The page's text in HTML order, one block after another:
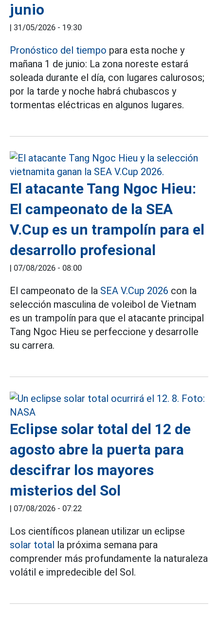
junio
| 31/05/2026 - 19:30
Pronóstico del tiempo para esta noche y
mañana 1 de junio: La zona noreste estará
soleada durante el día, con lugares calurosos;
por la tarde y noche habrá chubascos y
tormentas eléctricas en algunos lugares.
El atacante Tang Ngoc Hieu:
El campeonato de la SEA
V.Cup es un trampolín para el
desarrollo profesional
| 07/08/2026 - 08:00
El campeonato de la SEA V.Cup 2026 con la
selección masculina de voleibol de Vietnam
es un trampolín para que el atacante principal
Tang Ngoc Hieu se perfeccione y desarrolle
su carrera.
Eclipse solar total del 12 de
agosto abre la puerta para
descifrar los mayores
misterios del Sol
| 07/08/2026 - 07:22
Los científicos planean utilizar un eclipse
solar total la próxima semana para
comprender más profundamente la naturaleza
volátil e impredecible del Sol.